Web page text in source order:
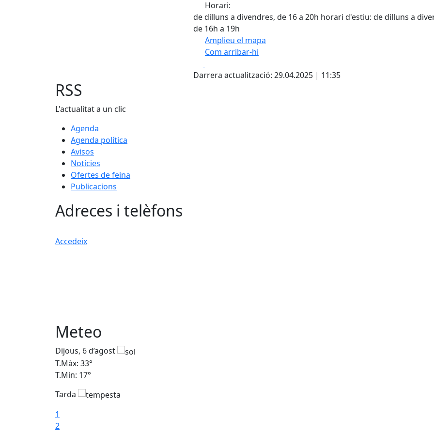
Horari:
de dilluns a divendres, de 16 a 20h horari d'estiu: de dilluns a
de 16h a 19h
Amplieu el mapa
Com arribar-hi
+
Darrera actualització: 29.04.2025 | 11:35
RSS
L'actualitat a un clic
Agenda
Agenda política
Avisos
Notícies
Ofertes de feina
Publicacions
Adreces i telèfons
Accedeix
Meteo
Dijous, 6 d’agost
T.Màx: 33°
T.Min: 17°
Tarda
1
2